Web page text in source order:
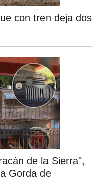
con tren deja dos
de la Sierra",
Gorda de